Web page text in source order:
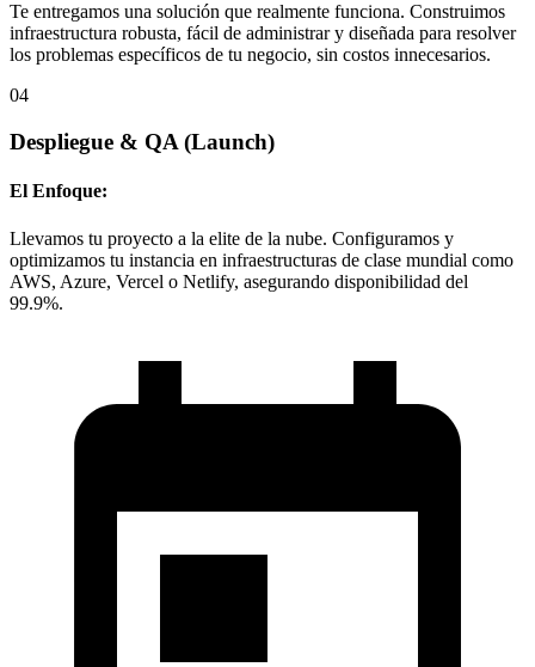
Te entregamos una solución que realmente funciona. Construimos
infraestructura robusta, fácil de administrar y diseñada para resolver
los problemas específicos de tu negocio, sin costos innecesarios.
04
Despliegue & QA (Launch)
El Enfoque:
Llevamos tu proyecto a la elite de la nube. Configuramos y
optimizamos tu instancia en infraestructuras de clase mundial como
AWS, Azure, Vercel o Netlify, asegurando disponibilidad del
99.9%.